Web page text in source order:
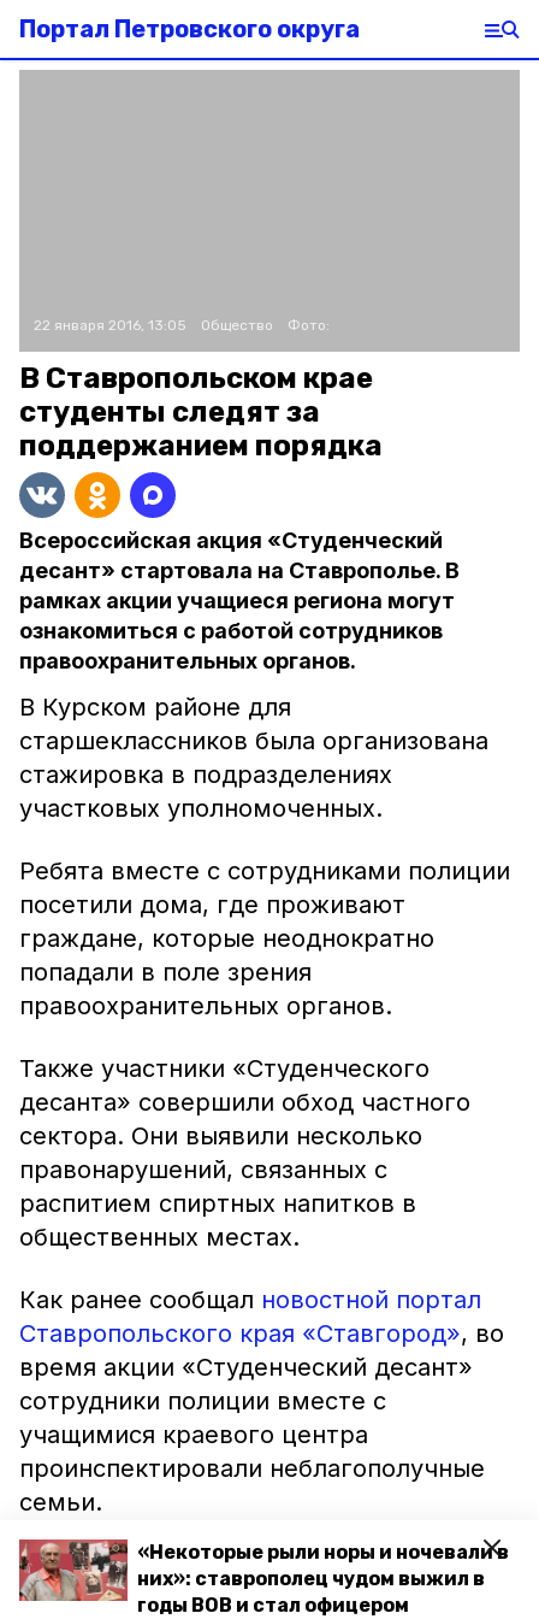
«Некоторые рыли норы и ночевали в
них»: ставрополец чудом выжил в
годы ВОВ и стал офицером
Портал Петровского округа
22 января 2016, 13:05 Общество Фото:
В Ставропольском крае
студенты следят за
поддержанием порядка
Всероссийская акция «Студенческий
десант» стартовала на Ставрополье. В
рамках акции учащиеся региона могут
ознакомиться с работой сотрудников
правоохранительных органов.
В Курском районе для
старшеклассников была организована
стажировка в подразделениях
участковых уполномоченных.
Ребята вместе с сотрудниками полиции
посетили дома, где проживают
граждане, которые неоднократно
попадали в поле зрения
правоохранительных органов.
Также участники «Студенческого
десанта» совершили обход частного
сектора. Они выявили несколько
правонарушений, связанных с
распитием спиртных напитков в
общественных местах.
Как ранее сообщал новостной портал
Ставропольского края «Ставгород», во
время акции «Студенческий десант»
сотрудники полиции вместе с
учащимися краевого центра
проинспектировали неблагополучные
семьи.